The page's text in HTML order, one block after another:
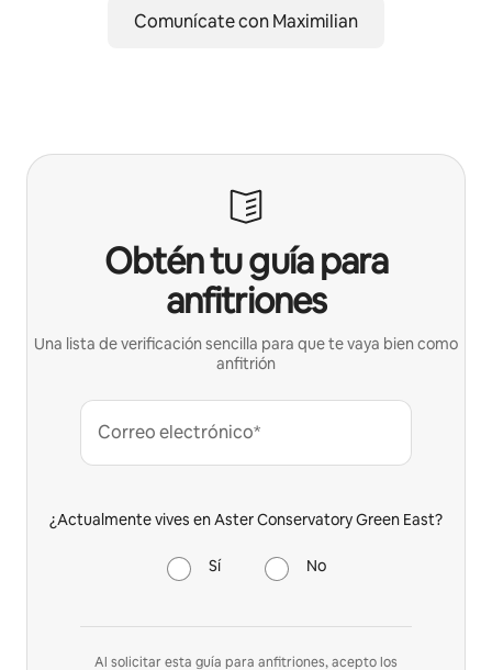
Comunícate con Maximilian
Obtén tu guía para
anfitriones
Una lista de verificación sencilla para que te vaya bien como
anfitrión
Correo electrónico*
¿Actualmente vives en Aster Conservatory Green East?
Sí No
Al solicitar esta guía para anfitriones, acepto los